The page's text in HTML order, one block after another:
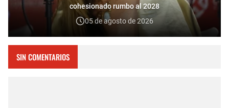
cohesionado rumbo al 2028
05 de agosto de 2026
SIN COMENTARIOS